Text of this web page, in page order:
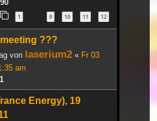
1 … 9 10 11 12
???
von laserium2 « Fr 03
am
Energy), 19